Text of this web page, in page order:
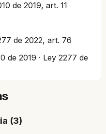
de 2019, art. 11
de 2022, art. 76
de 2019 · Ley 2277 de
(3)